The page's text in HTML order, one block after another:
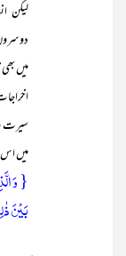
لیکن
میں
سیرت
میں اس
{ وَ
بَیۡنَ